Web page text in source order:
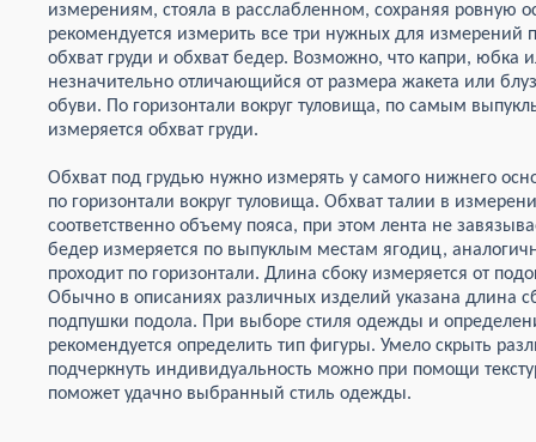
измерениям, стояла в расслабленном, сохраняя ровную
рекомендуется измерить все три нужных для измерений
обхват груди и обхват бедер. Возможно, что капри,
незначительно отличающийся от размера жакета или
обуви. По горизонтали вокруг туловища, по самым
измеряется обхват груди.
Обхват под грудью нужно измерять у самого нижнего
по горизонтали вокруг туловища. Обхват талии в
соответственно объему пояса, при этом лента не
бедер измеряется по выпуклым местам ягодиц,
проходит по горизонтали. Длина сбоку измеряется от
Обычно в описаниях различных изделий указана длина
подпушки подола. При выборе стиля одежды и
рекомендуется определить тип фигуры. Умело скрыть
подчеркнуть индивидуальность можно при помощи
поможет удачно выбранный стиль одежды.